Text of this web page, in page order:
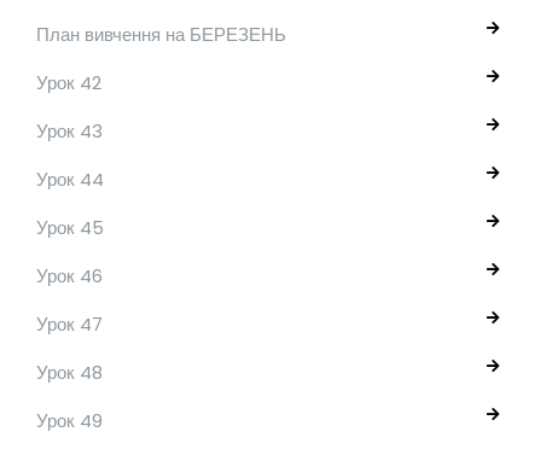
План вивчення на БЕРЕЗЕНЬ
Урок 42
Урок 43
Урок 44
Урок 45
Урок 46
Урок 47
Урок 48
Урок 49